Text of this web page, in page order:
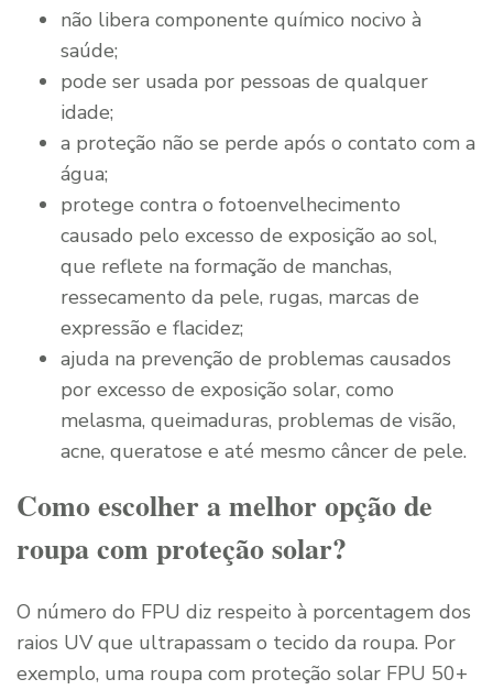
não libera componente químico nocivo à
saúde;
pode ser usada por pessoas de qualquer
idade;
a proteção não se perde após o contato com a
água;
protege contra o fotoenvelhecimento
causado pelo excesso de exposição ao sol,
que reflete na formação de manchas,
ressecamento da pele, rugas, marcas de
expressão e flacidez;
ajuda na prevenção de problemas causados
por excesso de exposição solar, como
melasma, queimaduras, problemas de visão,
acne, queratose e até mesmo câncer de pele.
Como escolher a melhor opção de
roupa com proteção solar?
O número do FPU diz respeito à porcentagem dos
raios UV que ultrapassam o tecido da roupa. Por
exemplo, uma roupa com proteção solar FPU 50+